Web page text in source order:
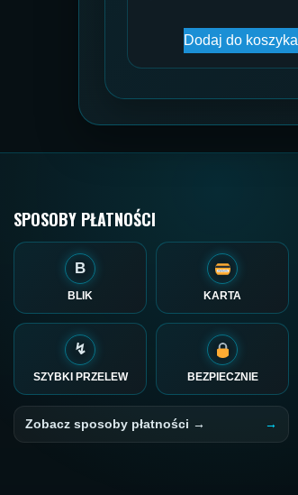
Dodaj do koszyka
SPOSOBY PŁATNOŚCI
B
BLIK KARTA
↯
SZYBKI PRZELEW BEZPIECZNIE
Zobacz sposoby płatności →